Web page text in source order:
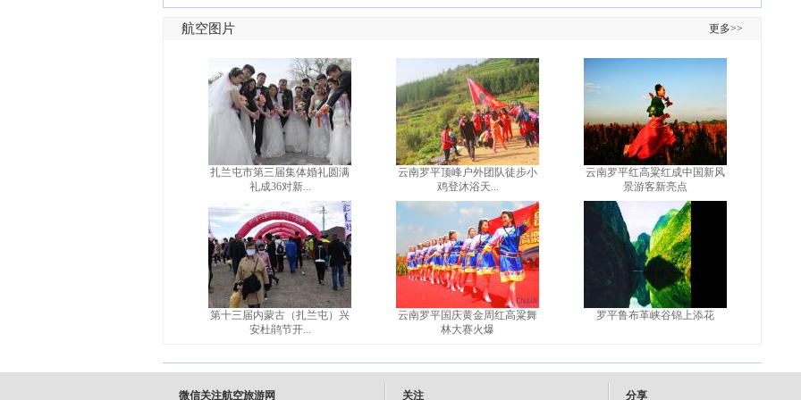
航空图片 更多>>
扎兰屯市第三届集体婚礼圆满
礼成36对新...
第十三届内蒙古（扎兰屯）兴
安杜鹃节开...
云南罗平顶峰户外团队徒步小
鸡登沐浴天...
云南罗平国庆黄金周红高粱舞
林大赛火爆
云南罗平红高粱红成中国新风
景游客新亮点
罗平鲁布革峡谷锦上添花
微信关注航空旅游网 关注 分享